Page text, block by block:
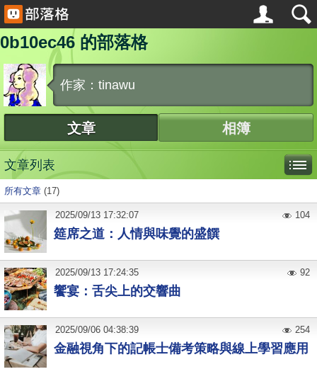
0b10ec46 的部落格
作家：tinawu
文章 相簿
文章列表
所有文章 (17)
筵席之道：人情與味覺的盛饌
2025/09/13 17:32:07 104
饗宴：舌尖上的交響曲
2025/09/13 17:24:35 92
金融視角下的記帳士備考策略與線上學習應用
2025/09/06 04:38:39 254